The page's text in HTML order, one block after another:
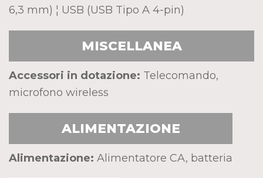
6,3 mm) ¦ USB (USB Tipo A 4-pin)
MISCELLANEA
Accessori in dotazione: Telecomando,
microfono wireless
ALIMENTAZIONE
Alimentazione: Alimentatore CA, batteria